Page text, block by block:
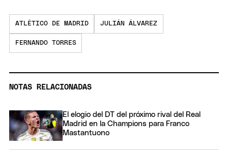
ATLÉTICO DE MADRID JULIÁN ÁLVAREZ
FERNANDO TORRES
NOTAS RELACIONADAS
El elogio del DT del próximo rival del Real
Madrid en la Champions para Franco
Mastantuono